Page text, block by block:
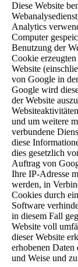
Diese Website
Analytics
Computer
Benutzung der
Cookie
Website
von Google in
Google wird
der Website
und um weitere
verbundene
diese
dies gesetzlich
Auftrag von
Ihre IP-Adresse
werden, in
Cookies durch
Software
in diesem Fall
Website voll
dieser Website
erhobenen
und Weise und